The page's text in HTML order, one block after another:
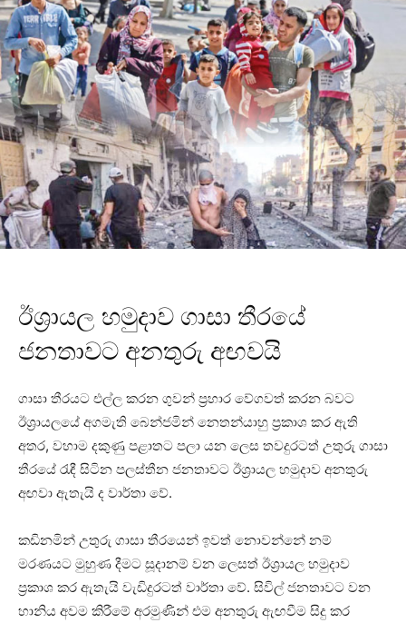
ඊශ්‍රායල හමුදාව ගාසා තීරයේ
ජනතාවට අනතුරු අඟවයි
ගාසා තීරයට එල්ල කරන ගුවන් ප්‍රහාර වේගවත් කරන බවට
ඊශ්‍රායලයේ අගමැති බෙන්ජමින් නෙතන්යාහු ප්‍රකාශ කර ඇති
අතර, වහාම දකුණු පළාතට පලා යන ලෙස තවදුරටත් උතුරු ගාසා
තීරයේ රැඳී සිටින පලස්තීන ජනතාවට ඊශ්‍රායල හමුදාව අනතුරු
අඟවා ඇතැයි ද වාර්තා වේ.
කඩිනමින් උතුරු ගාසා තීරයෙන් ඉවත් නොවන්නේ නම්
මරණයට මුහුණ දීමට සූදානම් වන ලෙසත් ඊශ්‍රායල හමුදාව
ප්‍රකාශ කර ඇතැයි වැඩිදුරටත් වාර්තා වේ. සිවිල් ජනතාවට වන
හානිය අවම කිරීමේ අරමුණින් එම අනතුරු ඇඟවීම සිදු කර